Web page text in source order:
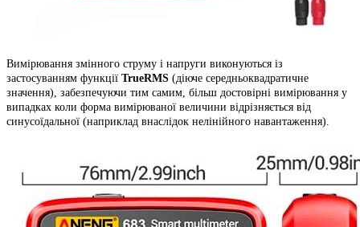
Вимірювання змінного струму і напруги виконуються із
застосуванням функції TrueRMS (діюче середньоквадратичне
значення), забезпечуючи тим самим, більш достовірні вимірювання у
випадках коли форма вимірюваної величини відрізняється від
синусоїдальної (наприклад внаслідок нелінійного навантаження).